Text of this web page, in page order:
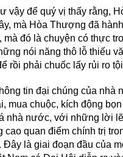
vậy để quý vị thấy rằng,
mà Hòa Thượng đã
đó là chuyện có thực
nói năng thô lỗ thiếu
rồi phải chuốc lấy rủi ro
tin đại chúng của
mua chuộc, kích động
nhà nước, với những lời
cao quan điểm chính trị
là giai đoạn đầu của